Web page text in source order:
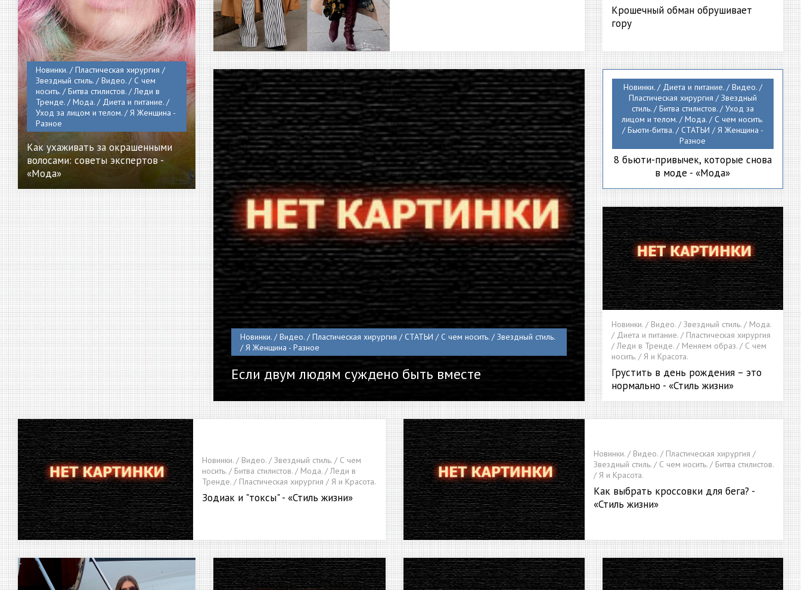
Новинки. / Пластическая хирургия /
Звездный стиль. / Видео. / С чем
носить. / Битва стилистов. / Леди в
Тренде. / Мода. / Диета и питание. /
Уход за лицом и телом. / Я Женщина -
Разное
Как ухаживать за окрашенными
волосами: советы экспертов -
«Мода»
Крошечный обман обрушивает
гору
Новинки. / Видео. / Пластическая хирургия / СТАТЬИ / С чем носить. / Звездный стиль.
/ Я Женщина - Разное
Если двум людям суждено быть вместе
Новинки. / Диета и питание. / Видео. /
Пластическая хирургия / Звездный
стиль. / Битва стилистов. / Уход за
лицом и телом. / Мода. / С чем носить.
/ Бьюти-битва. / СТАТЬИ / Я Женщина -
Разное
8 бьюти-привычек, которые снова
в моде - «Мода»
Новинки. / Видео. / Звездный стиль. / Мода.
/ Диета и питание. / Пластическая хирургия
/ Леди в Тренде. / Меняем образ. / С чем
носить. / Я и Красота.
Грустить в день рождения – это
нормально - «Стиль жизни»
Новинки. / Видео. / Звездный стиль. / С чем
носить. / Битва стилистов. / Мода. / Леди в
Тренде. / Пластическая хирургия / Я и Красота.
Зодиак и "токсы" - «Стиль жизни»
Новинки. / Видео. / Пластическая хирургия /
Звездный стиль. / С чем носить. / Битва стилистов.
/ Я и Красота.
Как выбрать кроссовки для бега? -
«Стиль жизни»